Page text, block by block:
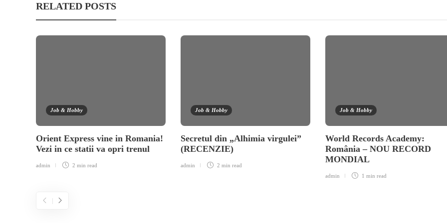
RELATED POSTS
Job & Hobby
Orient Express vine in Romania!
Vezi in ce statii va opri trenul
admin 2 min read
Job & Hobby
Secretul din „Alhimia virgulei”
(RECENZIE)
admin 2 min read
Job & Hobby
World Records Academy:
România – NOU RECORD
MONDIAL
admin 1 min read